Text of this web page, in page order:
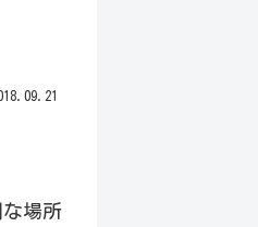
場所